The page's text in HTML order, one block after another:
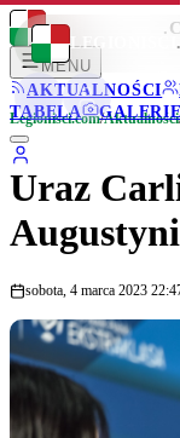
LEGIONISCI
MENU
AKTUALNOŚCI
TABELA
LEGIONISCI
Legionisci.com/Aktualności
Uraz
sobota, 4 marca 2023